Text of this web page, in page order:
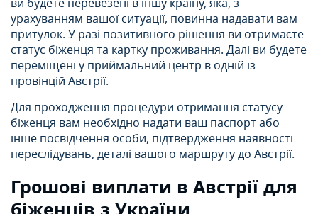
ви будете перевезені в іншу країну, яка, з
урахуванням вашої ситуації, повинна надавати вам
притулок. У разі позитивного рішення ви отримаєте
статус біженця та картку проживання. Далі ви будете
переміщені у приймальний центр в одній із
провінцій Австрії.
Для проходження процедури отримання статусу
біженця вам необхідно надати ваш паспорт або
інше посвідчення особи, підтвердження наявності
переслідувань, деталі вашого маршруту до Австрії.
Грошові виплати в Австрії для